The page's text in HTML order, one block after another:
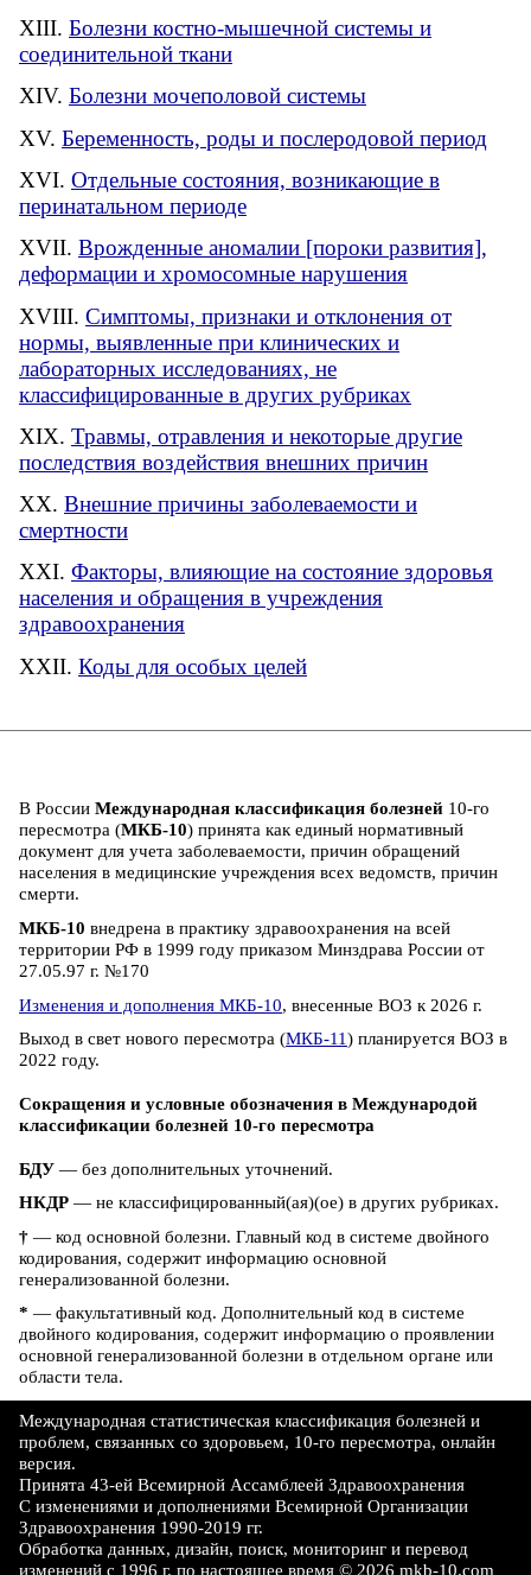
Болезни костно-мышечной системы и
соединительной ткани
Болезни мочеполовой системы
Беременность, роды и послеродовой период
Отдельные состояния, возникающие в
перинатальном периоде
Врожденные аномалии [пороки развития],
деформации и хромосомные нарушения
Симптомы, признаки и отклонения от
нормы, выявленные при клинических и
лабораторных исследованиях, не
классифицированные в других рубриках
Травмы, отравления и некоторые другие
последствия воздействия внешних причин
Внешние причины заболеваемости и
смертности
Факторы, влияющие на состояние здоровья
населения и обращения в учреждения
здравоохранения
Коды для особых целей
В России Международная классификация болезней 10-го
пересмотра (МКБ-10) принята как единый нормативный
документ для учета заболеваемости, причин обращений
населения в медицинские учреждения всех ведомств, причин
смерти.
МКБ-10 внедрена в практику здравоохранения на всей
территории РФ в 1999 году приказом Минздрава России от
27.05.97 г. №170
Изменения и дополнения МКБ-10, внесенные ВОЗ к 2026 г.
Выход в свет нового пересмотра (МКБ-11) планируется ВОЗ в
2022 году.
Сокращения и условные обозначения в Международой
классификации болезней 10-го пересмотра
БДУ — без дополнительных уточнений.
НКДР — не классифицированный(ая)(ое) в других рубриках.
† — код основной болезни. Главный код в системе двойного
кодирования, содержит информацию основной
генерализованной болезни.
* — факультативный код. Дополнительный код в системе
двойного кодирования, содержит информацию о проявлении
основной генерализованной болезни в отдельном органе или
области тела.
Международная статистическая классификация болезней и
проблем, связанных со здоровьем, 10-го пересмотра, онлайн
версия.
Принята 43-ей Всемирной Ассамблеей Здравоохранения
С изменениями и дополнениями Всемирной Организации
Здравоохранения 1990-2019 гг.
Обработка данных, дизайн, поиск, мониторинг и перевод
изменений c 1996 г. по настоящее время © 2026 mkb-10.com